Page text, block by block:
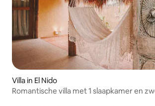
Villa in El Nido
Romantische villa met 1 slaapkamer en